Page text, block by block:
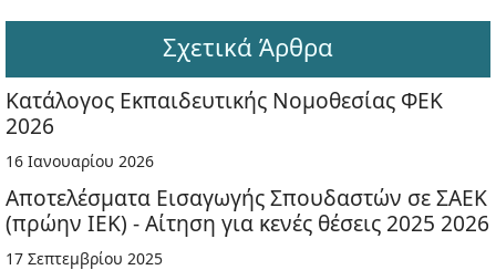
Σχετικά Άρθρα
Κατάλογος Εκπαιδευτικής Νομοθεσίας ΦΕΚ
2026
16 Ιανουαρίου 2026
Αποτελέσματα Εισαγωγής Σπουδαστών σε ΣΑΕΚ
(πρώην ΙΕΚ) - Αίτηση για κενές θέσεις 2025 2026
17 Σεπτεμβρίου 2025